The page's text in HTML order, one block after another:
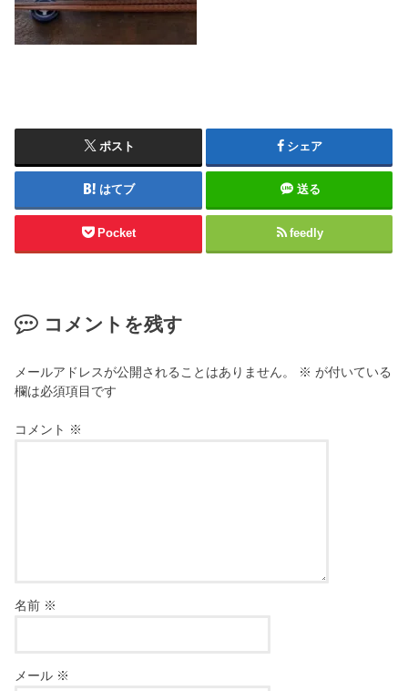
ポスト シェア
はてブ 送る
Pocket feedly
コメントを残す
メールアドレスが公開されることはありません。 ※ が付いている
欄は必須項目です
コメント ※
名前 ※
メール ※